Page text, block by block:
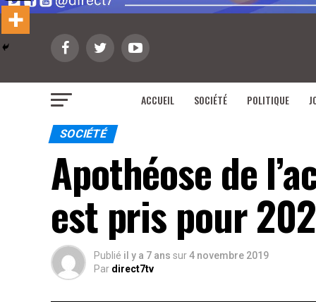
ACCUEIL SOCIÉTÉ POLITIQUE
SOCIÉTÉ
Apothéose de
est pris pour
Publié il y a 7 ans sur4 novembre 2019
Par direct7tv